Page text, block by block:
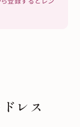
レス